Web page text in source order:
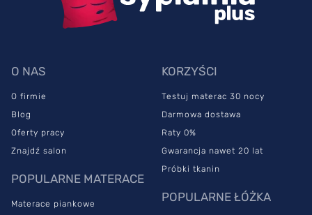
O NAS
O firmie
Blog
Oferty pracy
Znajdź salon
POPULARNE MATERACE
Materace piankowe
KORZYŚCI
Testuj materac 30 nocy
Darmowa dostawa
Raty 0%
Gwarancja nawet 20 lat
Próbki tkanin
POPULARNE ŁÓŻKA